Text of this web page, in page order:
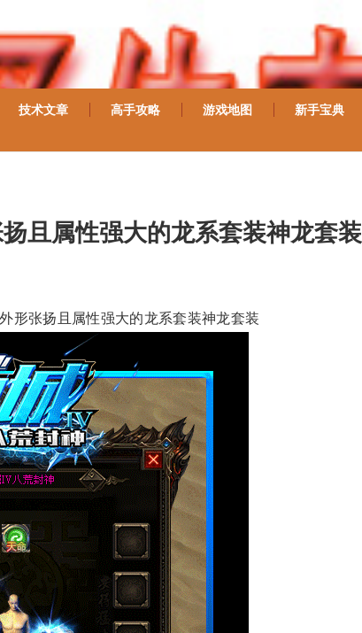
技术文章 高手攻略 游戏地图 新手宝典
且属性强大的龙系套装神龙套装
形张扬且属性强大的龙系套装神龙套装